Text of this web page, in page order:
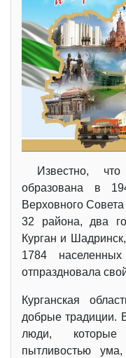
Известно, что
образована в
Верховного
32 района, два
Курган и
1784
отпраздновала
Курганская
добрые традиции.
люди, которые
пытливостью